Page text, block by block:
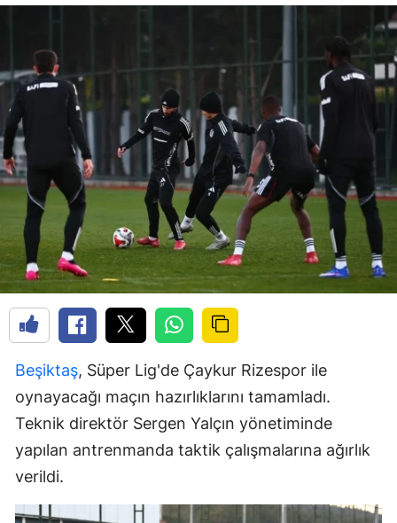
Beşiktaş, Süper Lig'de Çaykur Rizespor ile
oynayacağı maçın hazırlıklarını tamamladı.
Teknik direktör Sergen Yalçın yönetiminde
yapılan antrenmanda taktik çalışmalarına ağırlık
verildi.